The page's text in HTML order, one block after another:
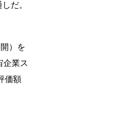
だ。
）を
企業ス
価額